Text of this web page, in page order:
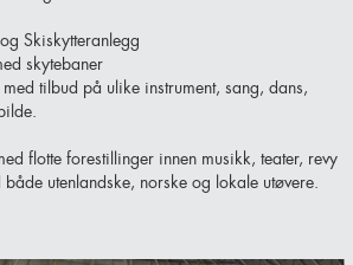
Skiskytteranlegg
skytebaner
tilbud på ulike instrument, sang, dans,
flotte forestillinger innen musikk, teater, revy
utenlandske, norske og lokale utøvere.